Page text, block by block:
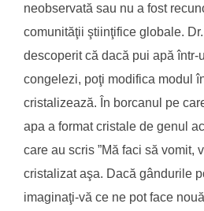
neobservată sau nu a fost
comunităţii ştiinţifice globale.
descoperit că dacă pui apă într-
congelezi, poţi modifica modul
cristalizează. În borcanul pe
apa a format cristale de genul
care au scris ”Mă faci să vomit,
cristalizat aşa. Dacă gândurile
imaginaţi-vă ce ne pot face